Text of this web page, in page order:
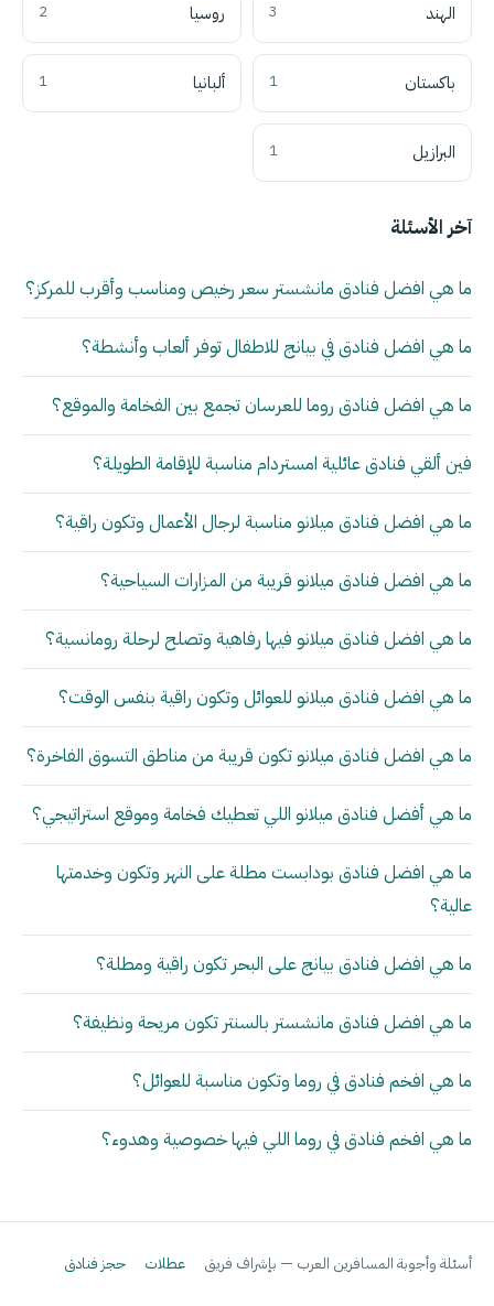
الهند 3 روسيا 2
باكستان 1 ألبانيا 1
البرازيل 1
آخر الأسئلة
ما هي افضل فنادق مانشستر سعر رخيص ومناسب وأقرب للمركز؟
ما هي افضل فنادق في بيانج للاطفال توفر ألعاب وأنشطة؟
ما هي افضل فنادق روما للعرسان تجمع بين الفخامة والموقع؟
فين ألقي فنادق عائلية امستردام مناسبة للإقامة الطويلة؟
ما هي افضل فنادق ميلانو مناسبة لرجال الأعمال وتكون راقية؟
ما هي افضل فنادق ميلانو قريبة من المزارات السياحية؟
ما هي افضل فنادق ميلانو فيها رفاهية وتصلح لرحلة رومانسية؟
ما هي افضل فنادق ميلانو للعوائل وتكون راقية بنفس الوقت؟
ما هي افضل فنادق ميلانو تكون قريبة من مناطق التسوق الفاخرة؟
ما هي أفضل فنادق ميلانو اللي تعطيك فخامة وموقع استراتيجي؟
ما هي افضل فنادق بودابست مطلة على النهر وتكون وخدمتها
عالية؟
ما هي افضل فنادق بيانج على البحر تكون راقية ومطلة؟
ما هي افضل فنادق مانشستر بالسنتر تكون مريحة ونظيفة؟
ما هي افخم فنادق في روما وتكون مناسبة للعوائل؟
ما هي افخم فنادق في روما اللي فيها خصوصية وهدوء؟
أسئلة وأجوبة المسافرين العرب — بإشراف فريق عطلات حجز فنادق